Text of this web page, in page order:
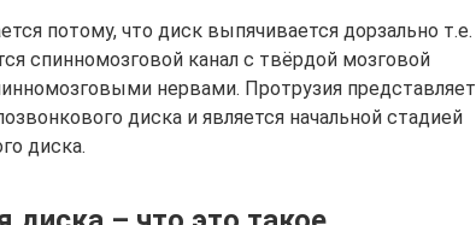
потому, что диск выпячивается дорзально т.е.
спинномозговой канал с твёрдой мозговой
нервами. Протрузия представляет
диска и является начальной стадией
диска.